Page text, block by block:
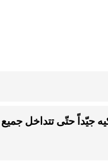
جيّداً حتّى تتداخل جميع